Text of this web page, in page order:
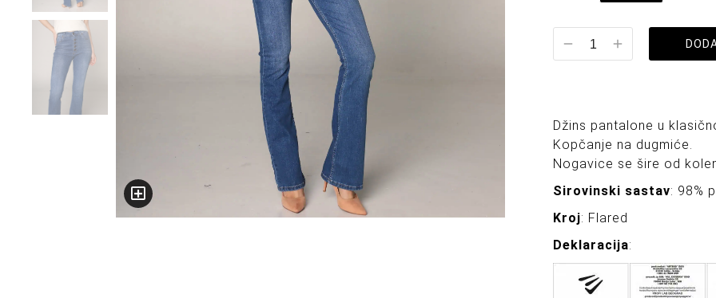
Džins pantalone u
Kopčanje na dugmiće.
Nogavice se šire od
Sirovinski sastav: 98%
Kroj: Flared
Deklaracija: